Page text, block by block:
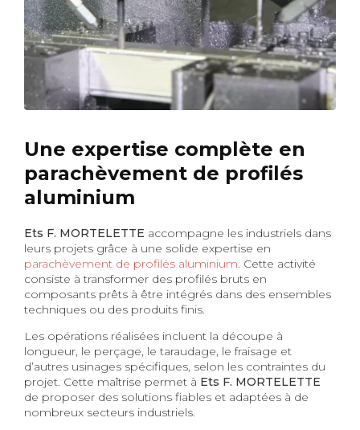
Une expertise complète en
parachèvement de profilés
aluminium
Ets F. MORTELETTE accompagne les industriels dans
leurs projets grâce à une solide expertise en
parachèvement de profilés aluminium. Cette activité
consiste à transformer des profilés bruts en
composants prêts à être intégrés dans des ensembles
techniques ou des produits finis.
Les opérations réalisées incluent la découpe à
longueur, le perçage, le taraudage, le fraisage et
d’autres usinages spécifiques, selon les contraintes du
projet. Cette maîtrise permet à Ets F. MORTELETTE
de proposer des solutions fiables et adaptées à de
nombreux secteurs industriels.